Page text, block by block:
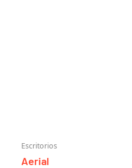
Escritorios
Aerial